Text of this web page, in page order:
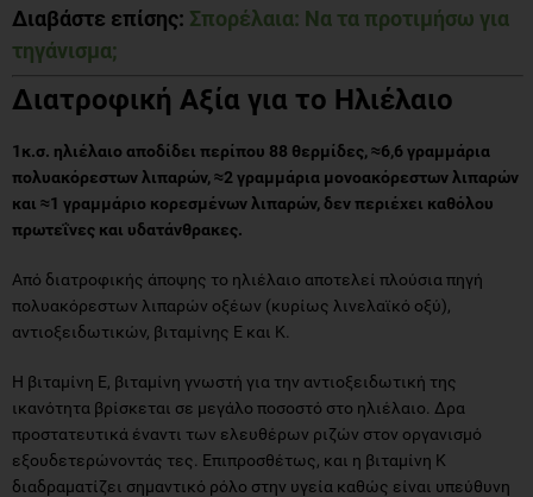
Διαβάστε επίσης: Σπορέλαια: Να τα προτιμήσω για
τηγάνισμα;
Διατροφική Αξία για το Ηλιέλαιο
1κ.σ. ηλιέλαιο αποδίδει περίπου 88 θερμίδες, ≈6,6 γραμμάρια
πολυακόρεστων λιπαρών, ≈2 γραμμάρια μονοακόρεστων λιπαρών
και ≈1 γραμμάριο κορεσμένων λιπαρών, δεν περιέχει καθόλου
πρωτεΐνες και υδατάνθρακες.
Από διατροφικής άποψης το ηλιέλαιο αποτελεί πλούσια πηγή
πολυακόρεστων λιπαρών οξέων (κυρίως λινελαϊκό οξύ),
αντιοξειδωτικών, βιταμίνης E και Κ.
Η βιταμίνη Ε, βιταμίνη γνωστή για την αντιοξειδωτική της
ικανότητα βρίσκεται σε μεγάλο ποσοστό στο ηλιέλαιο. Δρα
προστατευτικά έναντι των ελευθέρων ριζών στον οργανισμό
εξουδετερώνοντάς τες. Επιπροσθέτως, και η βιταμίνη Κ
διαδραματίζει σημαντικό ρόλο στην υγεία καθώς είναι υπεύθυνη